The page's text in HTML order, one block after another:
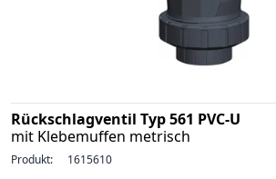
Rückschlagventil Typ 561 PVC-U
mit Klebemuffen metrisch
Produkt: 1615610